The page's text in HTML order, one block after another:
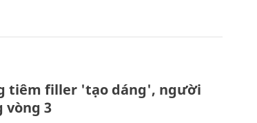
tiêm filler 'tạo dáng', người
vòng 3